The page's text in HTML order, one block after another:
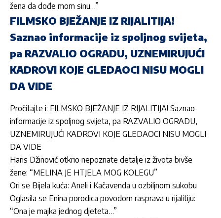
žena da dođe mom sinu…”
FILMSKO BJEŽANJE IZ RIJALITIJA!
Saznao informacije iz spoljnog svijeta,
pa RAZVALIO OGRADU, UZNEMIRUJUĆI
KADROVI KOJE GLEDAOCI NISU MOGLI
DA VIDE
Pročitajte i: FILMSKO BJEŽANJE IZ RIJALITIJA! Saznao
informacije iz spoljnog svijeta, pa RAZVALIO OGRADU,
UZNEMIRUJUĆI KADROVI KOJE GLEDAOCI NISU MOGLI
DA VIDE
Haris Džinović otkrio nepoznate detalje iz života bivše
žene: “MELINA JE HTJELA MOG KOLEGU”
Ori se Bijela kuća: Aneli i Kačavenda u ozbiljnom sukobu
Oglasila se Enina porodica povodom rasprava u rijalitiju:
“Ona je majka jednog djeteta…”